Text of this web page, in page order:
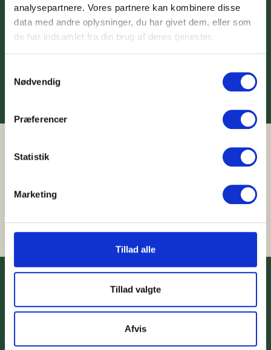
analysepartnere. Vores partnere kan kombinere disse
data med andre oplysninger, du har givet dem, eller som
de har indsamlet fra din brug af deres tjenester.
Nødvendig
Præferencer
Statistik
Marketing
Tillad alle
Tillad valgte
Afvis
Krudttårnet på den maleriske Østervold er kulissen til
fortællingen om Frederik den 7’s indflydelse på Carit Etlars
og dennes familie.
Digterne
Presse
Partnere Cookies
Til top